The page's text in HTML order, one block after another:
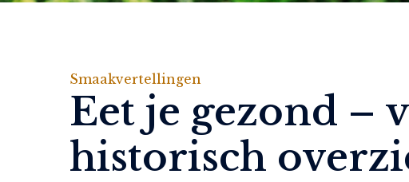
Smaakvertellingen
Eet je gezond –
historisch